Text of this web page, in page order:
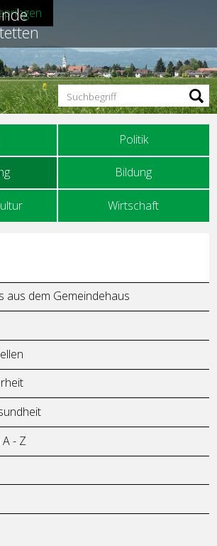
Politik
Bildung
Wirtschaft
Suchbegriff
aus dem Gemeindehaus
- Z